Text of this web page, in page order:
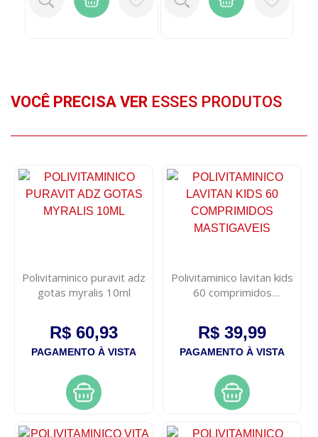
VOCÊ PRECISA VER ESSES PRODUTOS
Polivitaminico puravit adz
gotas myralis 10ml
R$ 60,93
PAGAMENTO À VISTA
Polivitaminico lavitan kids
60 comprimidos
R$ 39,99
PAGAMENTO À VISTA